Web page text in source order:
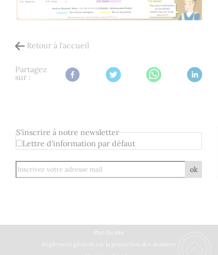
Retour à l'accueil
Partagez
sur :
S'inscrire à notre newsletter
Lettre d'information par défaut
ok
Plan du site
Règlement général sur la protection des données